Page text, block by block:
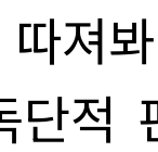
져
단적